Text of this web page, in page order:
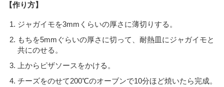
【作り方】
ジャガイモを3mmくらいの厚さに薄切りする。
もちを5mmぐらいの厚さに切って、耐熱皿にジャガイモと
共にのせる。
上からピザソースをかける。
チーズをのせて200℃のオーブンで10分ほど焼いたら完成。